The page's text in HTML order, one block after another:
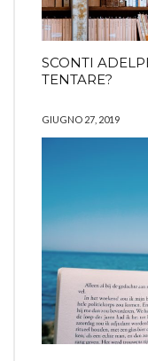
SCONTI
TENTARE?
GIUGNO 27, 2019